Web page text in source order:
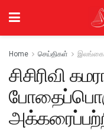
Home செய்திகள் இலங்கை
சிசிரிவி